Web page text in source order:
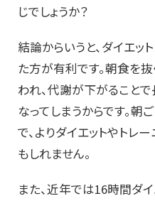
じでしょうか？
結論からいうと、ダイエ
た方が有利です。朝食を
われ、代謝が下がること
なってしまうからです。
で、よりダイエットやトレ
もしれません。
また、近年では16時間ダ